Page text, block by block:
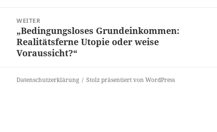
WEITER
Nächster
Beitrag:
„Bedingungsloses Grundeinkommen:
Realitätsferne Utopie oder weise
Voraussicht?“
Datenschutzerklärung Stolz präsentiert von WordPress